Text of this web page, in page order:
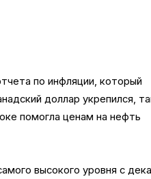
по инфляции, который
доллар укрепился,
помогла ценам на нефть
высокого уровня с